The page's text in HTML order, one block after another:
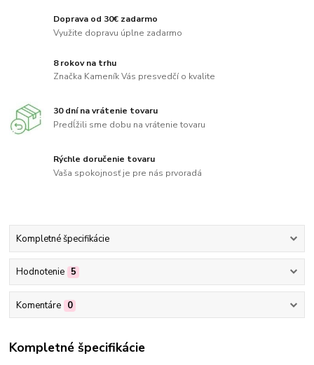
Doprava od 30€ zadarmo
Využite dopravu úplne zadarmo
8 rokov na trhu
Značka Kameník Vás presvedčí o kvalite
30 dní na vrátenie tovaru
Predĺžili sme dobu na vrátenie tovaru
Rýchle doručenie tovaru
Vaša spokojnosť je pre nás prvoradá
Kompletné špecifikácie
Hodnotenie 5
Komentáre 0
Kompletné špecifikácie